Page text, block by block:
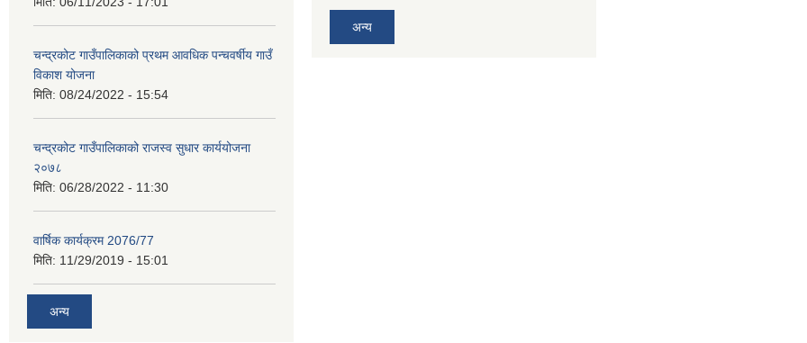
चन्द्रकोट गाउँपालिकाको प्रथम आवधिक पन्चवर्षीय गाउँ
विकाश योजना
मिति: 08/24/2022 - 15:54
चन्द्रकोट गाउँपालिकाको राजस्व सुधार कार्ययोजना
२०७८
मिति: 06/28/2022 - 11:30
वार्षिक कार्यक्रम 2076/77
मिति: 11/29/2019 - 15:01
अन्य
अन्य